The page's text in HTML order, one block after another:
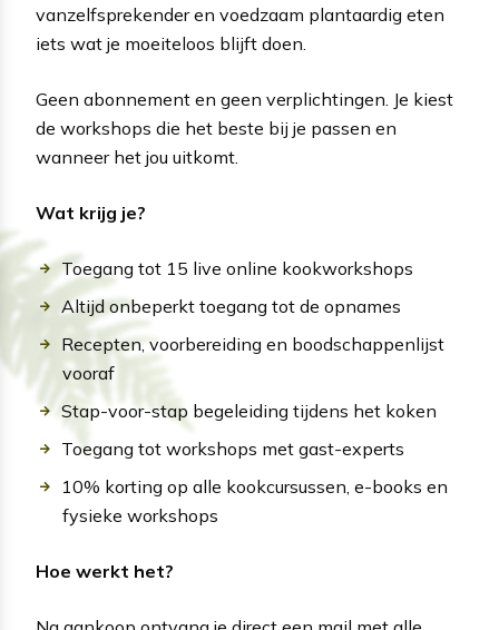
vanzelfsprekender en voedzaam plantaardig eten
iets wat je moeiteloos blijft doen.
Geen abonnement en geen verplichtingen. Je kiest
de workshops die het beste bij je passen en
wanneer het jou uitkomt.
Wat krijg je?
Toegang tot 15 live online kookworkshops
Altijd onbeperkt toegang tot de opnames
Recepten, voorbereiding en boodschappenlijst
vooraf
Stap-voor-stap begeleiding tijdens het koken
Toegang tot workshops met gast-experts
10% korting op alle kookcursussen, e-books en
fysieke workshops
Hoe werkt het?